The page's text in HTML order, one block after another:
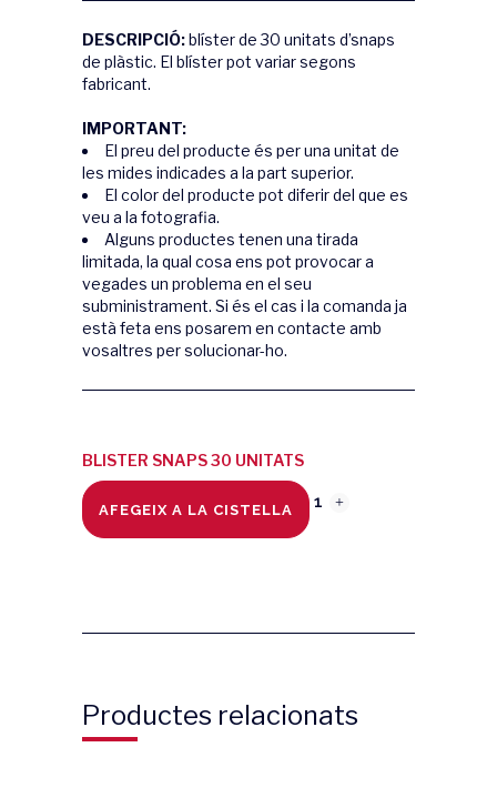
DESCRIPCIÓ:blíster de 30 unitats d’snaps
de plàstic. El blíster pot variar segons
fabricant.
IMPORTANT:
El preu del producte és per una unitat de
les mides indicades a la part superior.
El color del producte pot diferir del que es
veu a la fotografia.
Alguns productes tenen una tirada
limitada, la qual cosa ens pot provocar a
vegades un problema en el seu
subministrament. Si és el cas i la comanda ja
està feta ens posarem en contacte amb
vosaltres per solucionar-ho.
BLISTER SNAPS 30 UNITATS
TRANSPARENT quantity
AFEGEIX A LA CISTELLA
Productes relacionats